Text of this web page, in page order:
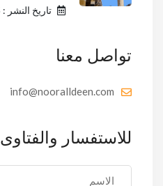
تاريخ النشر : 2015-05-29
تواصل معنا
info@nooralldeen.com
للاستفسار والفتاوى